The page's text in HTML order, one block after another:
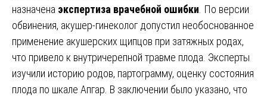
назначена экспертиза врачебной ошибки . По версии
обвинения, акушер-гинеколог допустил необоснованное
применение акушерских щипцов при затяжных родах,
что привело к внутричерепной травме плода. Эксперты
изучили историю родов, партограмму, оценку состояния
плода по шкале Апгар. В заключении было указано, что